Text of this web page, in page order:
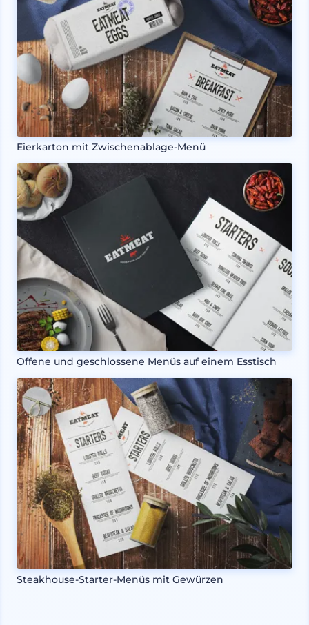
Eierkarton mit Zwischenablage-Menü
Offene und geschlossene Menüs auf einem Esstisch
Steakhouse-Starter-Menüs mit Gewürzen